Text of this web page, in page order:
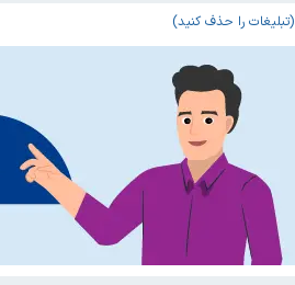
(تبلیغات را حذف کنید)